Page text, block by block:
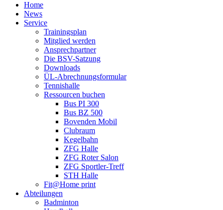
Home
News
Service
Trainingsplan
Mitglied werden
Ansprechpartner
Die BSV-Satzung
Downloads
ÜL-Abrechnungsformular
Tennishalle
Ressourcen buchen
Bus PI 300
Bus BZ 500
Bovenden Mobil
Clubraum
Kegelbahn
ZFG Halle
ZFG Roter Salon
ZFG Sportler-Treff
STH Halle
Fit@Home print
Abteilungen
Badminton